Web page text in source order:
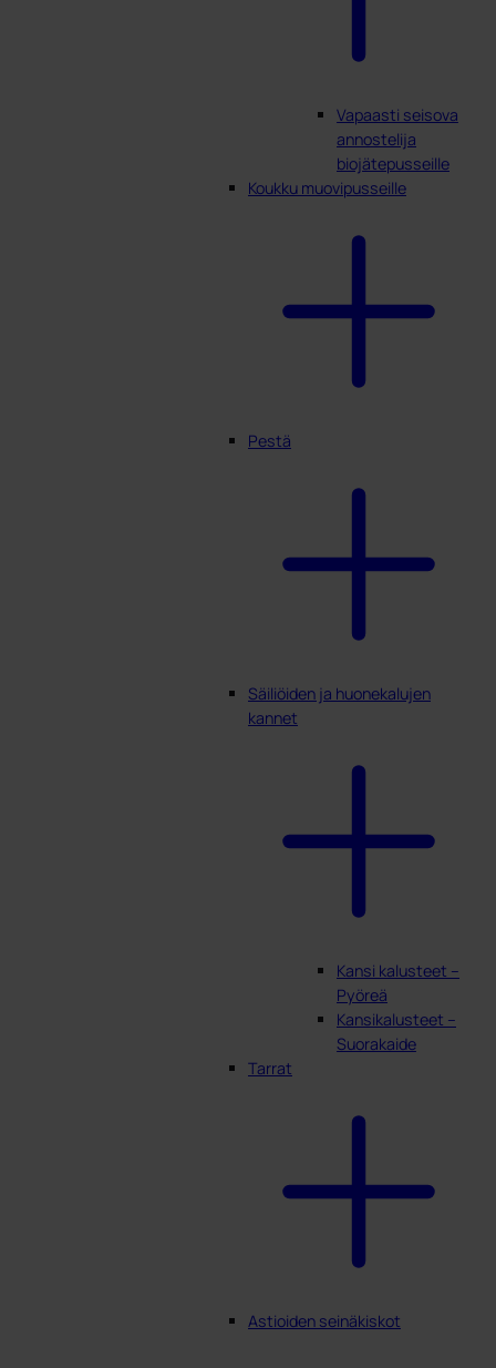
Vapaasti seisova
annostelija
biojätepusseille
Koukku muovipusseille
Pestä
Säiliöiden ja huonekalujen
kannet
Kansi kalusteet –
Pyöreä
Kansikalusteet –
Suorakaide
Tarrat
Astioiden seinäkiskot